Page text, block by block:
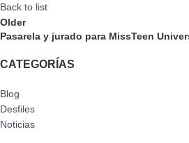
Back to list
Older
Pasarela y jurado para MissTeen
CATEGORÍAS
Blog
Desfiles
Noticias